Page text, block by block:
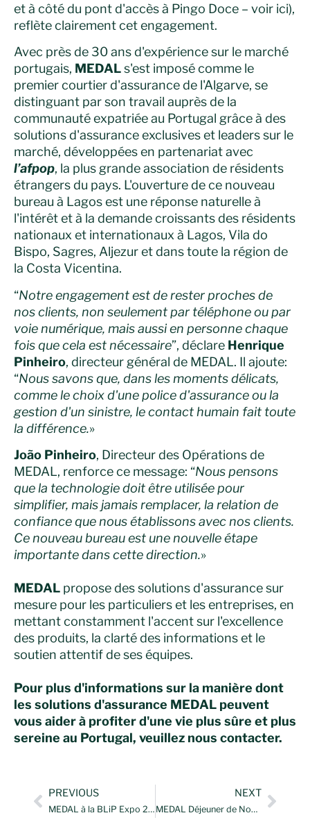
et à côté du pont d'accès à Pingo Doce – voir ici),
reflète clairement cet engagement.
Avec près de 30 ans d'expérience sur le marché
portugais, MEDALs'est imposé comme le
premier courtier d'assurance de l'Algarve, se
distinguant par son travail auprès de la
communauté expatriée au Portugal grâce à des
solutions d'assurance exclusives et leaders sur le
marché, développées en partenariat avec
l’afpop, la plus grande association de résidents
étrangers du pays. L'ouverture de ce nouveau
bureau à Lagos est une réponse naturelle à
l'intérêt et à la demande croissants des résidents
nationaux et internationaux à Lagos, Vila do
Bispo, Sagres, Aljezur et dans toute la région de
la Costa Vicentina.
“Notre engagement est de rester proches de
nos clients, non seulement par téléphone ou par
voie numérique, mais aussi en personne chaque
fois que cela est nécessaire”, déclare Henrique
Pinheiro, directeur général de MEDAL. Il ajoute:
“Nous savons que, dans les moments délicats,
comme le choix d'une police d'assurance ou la
gestion d'un sinistre, le contact humain fait toute
la différence.»
João Pinheiro, Directeur des Opérations de
MEDAL, renforce ce message: “Nous pensons
que la technologie doit être utilisée pour
simplifier, mais jamais remplacer, la relation de
confiance que nous établissons avec nos clients.
Ce nouveau bureau est une nouvelle étape
importante dans cette direction.»
MEDAL propose des solutions d'assurance sur
mesure pour les particuliers et les entreprises, en
mettant constamment l'accent sur l'excellence
des produits, la clarté des informations et le
soutien attentif de ses équipes.
Pour plus d'informations sur la manière dont
les solutions d'assurance MEDAL peuvent
vous aider à profiter d'une vie plus sûre et plus
sereine au Portugal, veuillez nous contacter.
PREVIOUS
MEDAL à la BLiP Expo 2025 – Un week-end de proximité et de partage
NEXT
MEDAL Déjeuner de Noël: les gens, l'engagement et la tradition